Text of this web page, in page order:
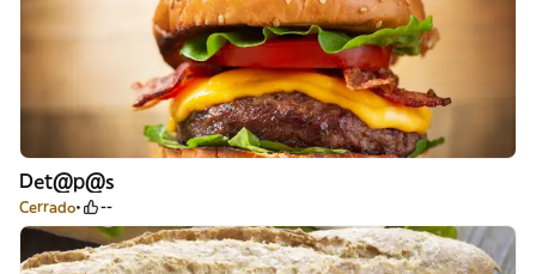
Det@p@s
Cerrado --